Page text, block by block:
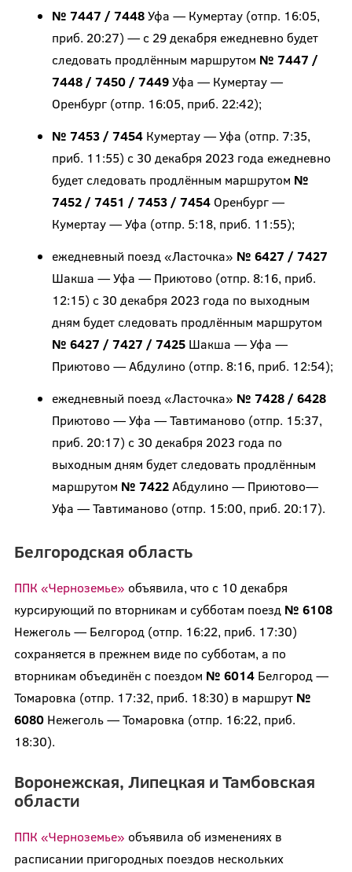
№ 7447 / 7448Уфа — Кумертау (отпр. 16:05,
приб. 20:27) — с 29 декабря ежедневно будет
следовать продлённым маршрутом № 7447 /
7448 / 7450 / 7449Уфа — Кумертау —
Оренбург (отпр. 16:05, приб. 22:42);
№ 7453 / 7454Кумертау — Уфа (отпр. 7:35,
приб. 11:55) с 30 декабря 2023 года ежедневно
будет следовать продлённым маршрутом №
7452 / 7451 / 7453 / 7454Оренбург —
Кумертау — Уфа (отпр. 5:18, приб. 11:55);
ежедневный поезд «Ласточка» № 6427 / 7427
Шакша — Уфа — Приютово (отпр. 8:16, приб.
12:15) с 30 декабря 2023 года по выходным
дням будет следовать продлённым маршрутом
№ 6427 / 7427 / 7425Шакша — Уфа —
Приютово — Абдулино (отпр. 8:16, приб. 12:54);
ежедневный поезд «Ласточка» № 7428 / 6428
Приютово — Уфа — Тавтиманово (отпр. 15:37,
приб. 20:17) с 30 декабря 2023 года по
выходным дням будет следовать продлённым
маршрутом № 7422Абдулино — Приютово—
Уфа — Тавтиманово (отпр. 15:00, приб. 20:17).
Белгородская область
ППК «Черноземье» объявила, что с 10 декабря
курсирующий по вторникам и субботам поезд № 6108
Нежеголь — Белгород (отпр. 16:22, приб. 17:30)
сохраняется в прежнем виде по субботам, а по
вторникам объединён с поездом № 6014Белгород —
Томаровка (отпр. 17:32, приб. 18:30) в маршрут №
6080Нежеголь — Томаровка (отпр. 16:22, приб.
18:30).
Воронежская, Липецкая и Тамбовская
области
ППК «Черноземье» объявила об изменениях в
расписании пригородных поездов нескольких